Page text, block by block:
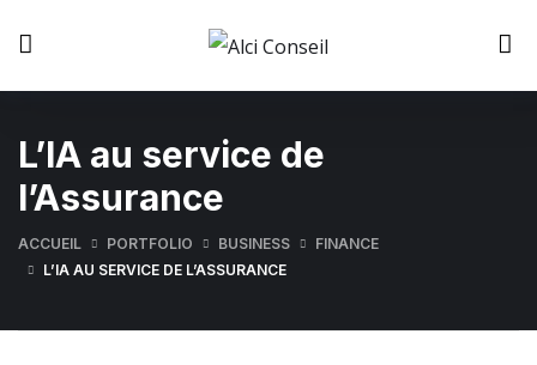
L’IA au service de
l’Assurance
ACCUEIL PORTFOLIO BUSINESS
FINANCE
L’IA AU SERVICE DE L’ASSURANCE